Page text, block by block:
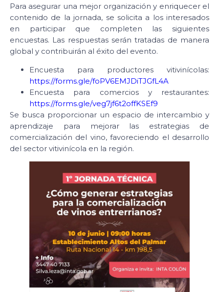
Para asegurar una mejor organización y enriquecer el
contenido de la jornada, se solicita a los interesados
en participar que completen las siguientes
encuestas. Las respuestas serán tratadas de manera
global y contribuirán al éxito del evento.
Encuesta para productores vitivinícolas:
https://forms.gle/foPV6EMJDiTJGfL4A
Encuesta para comercios y restaurantes:
https://forms.gle/veg7jf6t2offKSEf9
Se busca proporcionar un espacio de intercambio y
aprendizaje para mejorar las estrategias de
comercialización del vino, favoreciendo el desarrollo
del sector vitivinícola en la región.